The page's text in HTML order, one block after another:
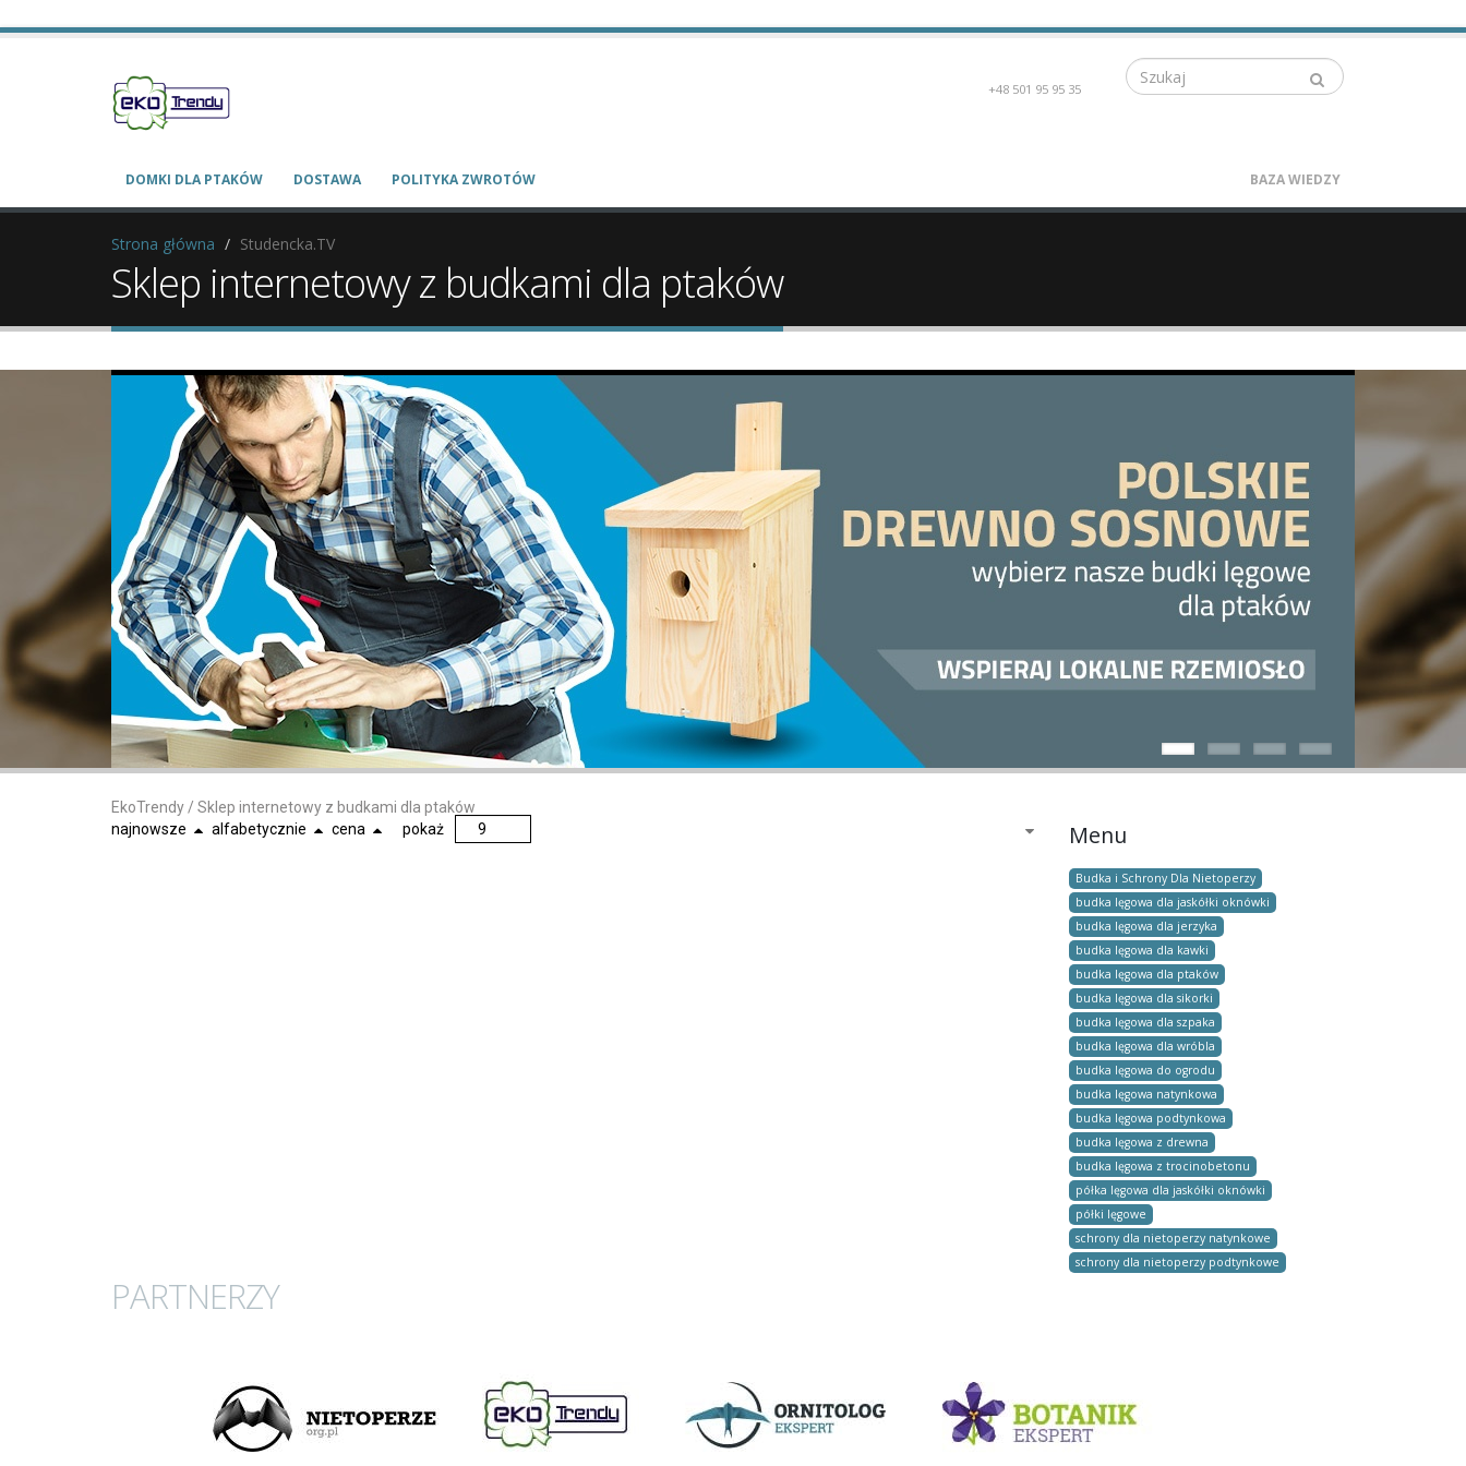
Szukaj
+48 501 95 95 35
DOMKI DLA PTAKÓW DOSTAWA POLITYKA ZWROTÓW BAZA WIEDZY
Strona główna Studencka.TV
Sklep internetowy z budkami dla ptaków
EkoTrendy / Sklep internetowy z budkami dla ptaków
najnowsze
alfabetycznie cena pokaż Menu
Budka i Schrony Dla Nietoperzy
budka lęgowa dla jaskółki oknówki
budka lęgowa dla jerzyka
budka lęgowa dla kawki
budka lęgowa dla ptaków
budka lęgowa dla sikorki
budka lęgowa dla szpaka
budka lęgowa dla wróbla
budka lęgowa do ogrodu
budka lęgowa natynkowa
budka lęgowa podtynkowa
budka lęgowa z drewna
budka lęgowa z trocinobetonu
półka lęgowa dla jaskółki oknówki
półki lęgowe
schrony dla nietoperzy natynkowe
schrony dla nietoperzy podtynkowe
PARTNERZY